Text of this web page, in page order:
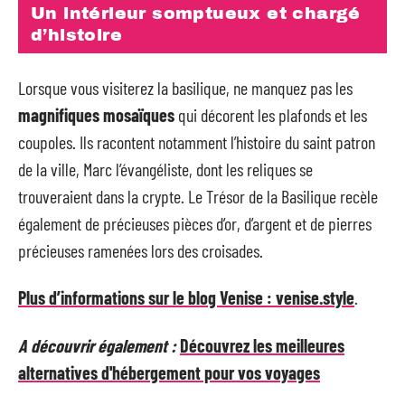
Un intérieur somptueux et chargé
d’histoire
Lorsque vous visiterez la basilique, ne manquez pas les
magnifiques mosaïques qui décorent les plafonds et les
coupoles. Ils racontent notamment l’histoire du saint patron
de la ville, Marc l’évangéliste, dont les reliques se
trouveraient dans la crypte. Le Trésor de la Basilique recèle
également de précieuses pièces d’or, d’argent et de pierres
précieuses ramenées lors des croisades.
Plus d’informations sur le blog Venise : venise.style.
A découvrir également :Découvrez les meilleures
alternatives d'hébergement pour vos voyages